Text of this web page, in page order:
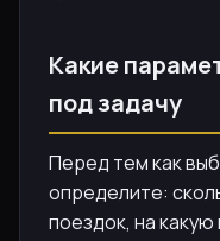
Какие
под задачу
Перед тем как
определите:
поездок, на